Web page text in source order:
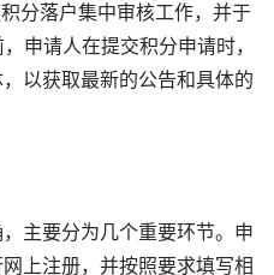
分落户集中审核工作，并于
申请人在提交积分申请时，
以获取最新的公告和具体的
主要分为几个重要环节。申
上注册，并按照要求填写相